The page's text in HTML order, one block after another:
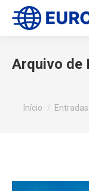
Arquivo de
Você está aqui:
Início